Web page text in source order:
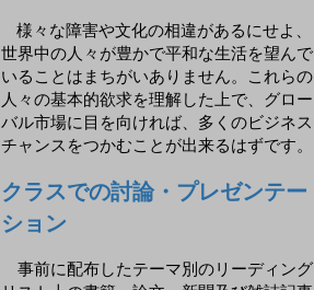
様々な障害や文化の相違があるにせよ、
世界中の人々が豊かで平和な生活を望んで
いることはまちがいありません。これらの
人々の基本的欲求を理解した上で、グロー
バル市場に目を向ければ、多くのビジネス
チャンスをつかむことが出来るはずです。
クラスでの討論・プレゼンテー
ション
事前に配布したテーマ別のリーディング